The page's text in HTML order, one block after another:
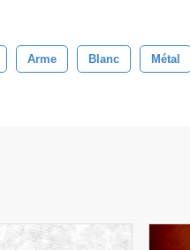
Arme Blanc Métal